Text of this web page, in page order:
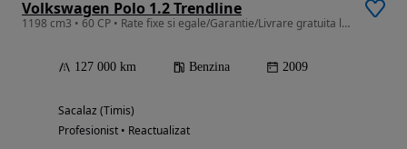
Volkswagen Polo 1.2 Trendline
1198 cm3 • 60 CP • Rate fixe si egale/Garantie/Livrare gratuita la domiciliu
127 000 km Benzina 2009
Sacalaz (Timis)
Profesionist • Reactualizat